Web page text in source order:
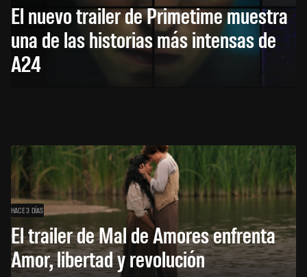
El nuevo trailer de Primetime muestra
una de las historias más intensas de
A24
HACE 3 DÍAS
El trailer de Mal de Amores enfrenta
Amor, libertad y revolución